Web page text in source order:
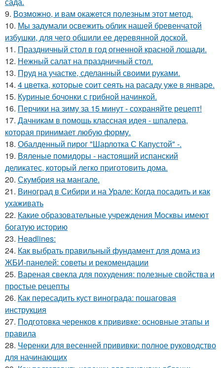
9. Возможно, и вам окажется полезным этот метод.
10. Мы задумали освежить облик нашей бревенчатой
избушки, для чего обшили ее деревянной доской.
11. Праздничный стол в год огненной красной лошади.
12. Нежный салат на праздничный стол.
13. Пруд на участке, сделанный своими руками.
14. 4 цветка, которые соит сеять на расаду уже в январе.
15. Куриные бочонки с грибной начинкой.
16. Перчики на зиму за 15 минут - сохраняйте рецепт!
17. Дачникам в помощь классная идея - шпалера,
которая принимает любую форму.
18. Обалденный пирог "Шарлотка С Капустой" -.
19. Вяленые помидоры - настоящий испанский
деликатес, который легко приготовить дома.
20. Скумбрия на мангале.
21. Виноград в Сибири и на Урале: Когда посадить и как
ухаживать
22. Какие образовательные учреждения Москвы имеют
богатую историю
23. Headlines:
24. Как выбрать правильный фундамент для дома из
ЖБИ-панелей: советы и рекомендации
25. Вареная свекла для похудения: полезные свойства и
простые рецепты
26. Как пересадить куст винограда: пошаговая
инструкция
27. Подготовка черенков к прививке: основные этапы и
правила
28. Черенки для весенней прививки: полное руководство
для начинающих